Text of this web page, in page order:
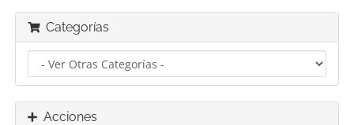
Categorías
Acciones